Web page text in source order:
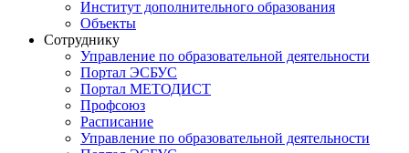
Институт дополнительного образования
Объекты
Сотруднику
Управление по образовательной деятельности
Портал ЭСБУС
Портал МЕТОДИСТ
Профсоюз
Расписание
Управление по образовательной деятельности